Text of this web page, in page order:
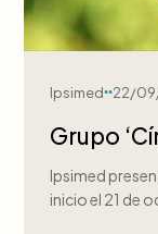
Ipsimed 22/
Grupo
Ipsimed
inicio el 21 de